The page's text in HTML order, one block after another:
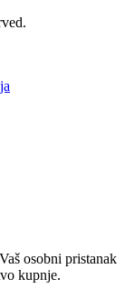
osobni pristanak
kupnje.